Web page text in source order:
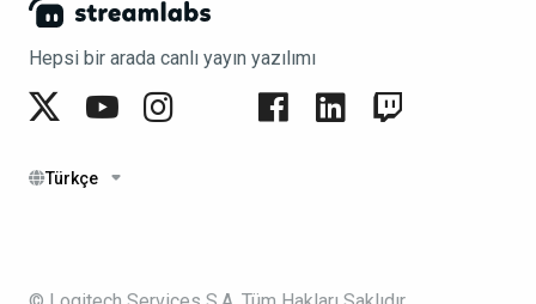
Hepsi bir arada canlı yayın yazılımı
Türkçe